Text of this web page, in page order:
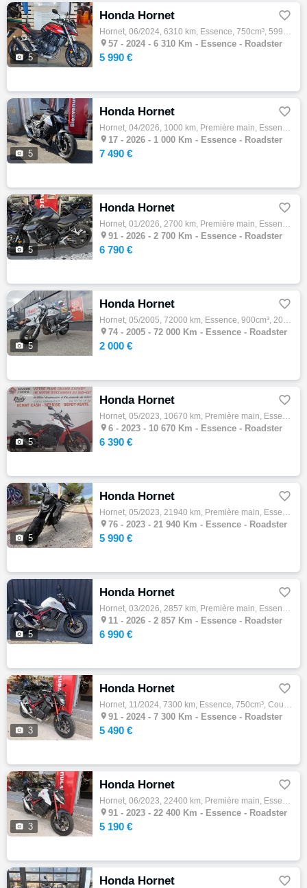
 5
Honda Hornet 
Hornet, 06/2024, 6310 km, Essence, 750cm³, 5990 € Equipements : Magnifique Covering complet, Gris mat d'origine sous le covering Aucun frai…
 57 - 2024 - 6 310 Km - Essence - Roadster
5 990 €
 5
Honda Hornet 
Hornet, 04/2026, 1000 km, Première main, Essence, 750cm³, Couleur gris, 7490 € Equipements : 47CV,ABS,Anti-patinage,Boite semi-automatique,…
 17 - 2026 - 1 000 Km - Essence - Roadster
7 490 €
 5
Honda Hornet 
Hornet, 01/2026, 2700 km, Première main, Essence, 750cm³, Couleur noir, 6790 € Equipements : La concession Honda moto 91 vous propose : - C…
 91 - 2026 - 2 700 Km - Essence - Roadster
6 790 €
 5
Honda Hornet 
Hornet, 05/2005, 72000 km, Essence, 900cm³, 2000 € Equipements : ,Garantie 12 mois
 74 - 2005 - 72 000 Km - Essence - Roadster
2 000 €
 5
Honda Hornet 
Hornet, 05/2023, 10670 km, Première main, Essence, 750cm³, Couleur blanc, 6390 € Equipements : Options : Garantie constructeur jusqu'au 03/…
 6 - 2023 - 10 670 Km - Essence - Roadster
6 390 €
 5
Honda Hornet 
Hornet, 05/2023, 21940 km, Première main, Essence, 750cm³, 5990 € Equipements : PREMIERE MAIN TRES PROPRE ! BIEN EQUIPEE - SAUTE VENT - PRO…
 76 - 2023 - 21 940 Km - Essence - Roadster
5 990 €
 5
Honda Hornet 
Hornet, 03/2026, 2857 km, Première main, Essence, 750cm³, 6990 € Equipements : HONDA CB 750 HORNET avec aucun frais à prévoir. Eligible au …
 11 - 2026 - 2 857 Km - Essence - Roadster
6 990 €
 3
Honda Hornet 
Hornet, 11/2024, 7300 km, Essence, 750cm³, Couleur noir, 5490 € Equipements : ABS,Anti-démarrage,Financement & Assurance possibles ,Gravage…
 91 - 2024 - 7 300 Km - Essence - Roadster
5 490 €
 3
Honda Hornet 
Hornet, 06/2023, 22400 km, Première main, Essence, 750cm³, Couleur blanc, 5190 € Equipements : ABS,Anti-patinage,Financement & Assurance po…
 91 - 2023 - 22 400 Km - Essence - Roadster
5 190 €
Honda Hornet 